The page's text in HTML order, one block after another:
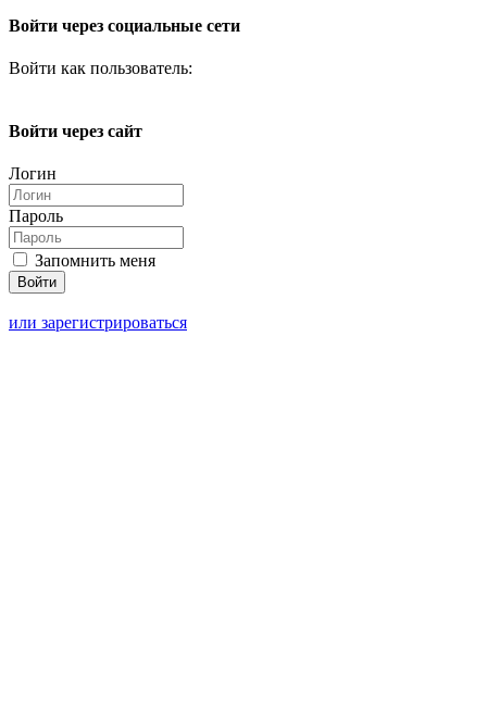
Войти через социальные сети
Войти как пользователь:
Войти через сайт
Логин
Пароль
Запомнить меня
или зарегистрироваться